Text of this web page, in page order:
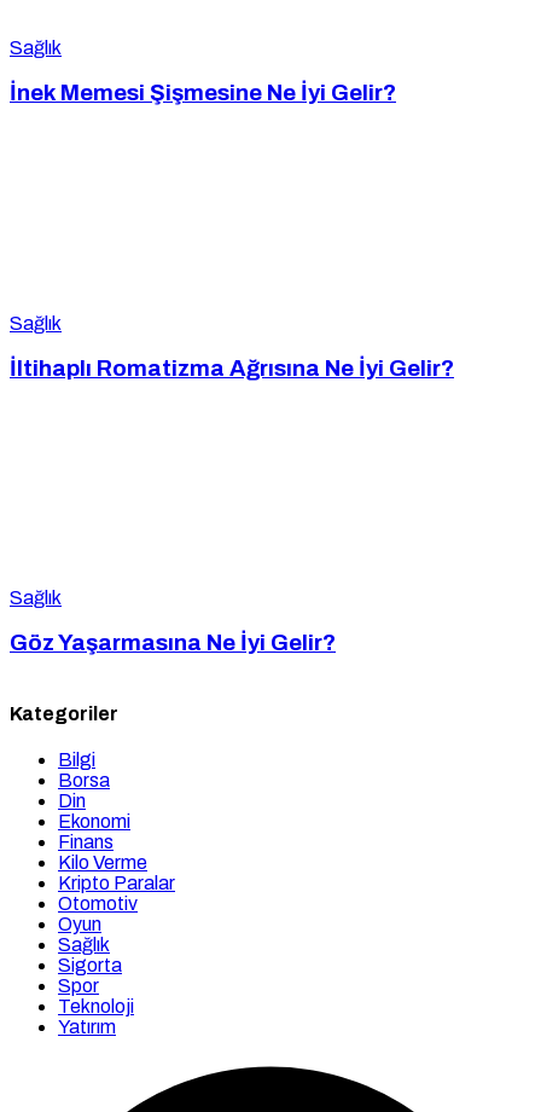
Sağlık
İnek Memesi Şişmesine Ne İyi Gelir?
Sağlık
İltihaplı Romatizma Ağrısına Ne İyi Gelir?
Sağlık
Göz Yaşarmasına Ne İyi Gelir?
Kategoriler
Bilgi
Borsa
Din
Ekonomi
Finans
Kilo Verme
Kripto Paralar
Otomotiv
Oyun
Sağlık
Sigorta
Spor
Teknoloji
Yatırım